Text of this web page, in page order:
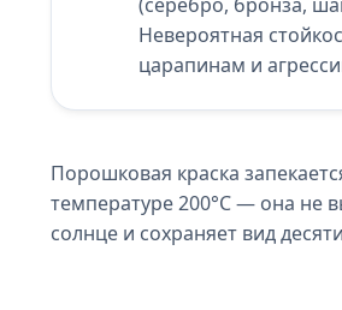
Невероятная
царапинам и
Порошковая краска
температуре 200°C — она не
солнце и сохраняет вид